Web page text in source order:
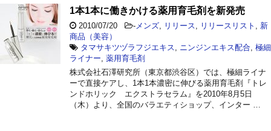
1本1本に働きかける薬用育毛剤を新発売
2010/07/20 - メンズ リリース リリースリスト
新
商品（美容）
タマサキツヅラフジエキス
ニンジンエキス配合 極細
ライナー 薬用育毛剤
株式会社石澤研究所（東京都渋谷区）では、極細ライナ
ーで直接ケアし、1本1本濃密に伸びる薬用育毛剤『トレ
ンドホリック エクストラセラム』を2010年8月5日
（木）より、全国のバラエティショップ、インター …